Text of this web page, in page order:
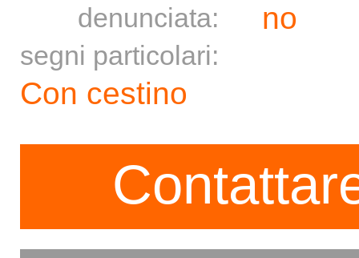
denunciata:
no
segni particolari:
Con cestino